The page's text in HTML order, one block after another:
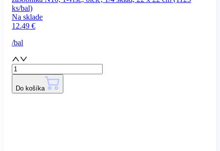
ks/bal)
Na sklade
12.49 €
/bal
Do košíka